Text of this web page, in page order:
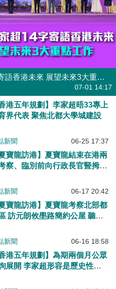
【回歸29周年】李家超14字寄語香港未來 展望未來3大重點工作
07-01 14:17
香港五年規劃】李家超晤33專上
界代表 聚焦北都大學城建設
新聞 06-25 17:37
夏寶龍訪港】夏寶龍結束在港兩
察、臨別前向行政長官豎拇指
新聞 06-17 20:42
夏寶龍訪港】夏寶龍考察北部都
訪元朗攸壆路簡約公屋 聽取
新聞 06-16 18:58
香港五年規劃】為期兩個月公眾
展開 李家超形容是歷史性的